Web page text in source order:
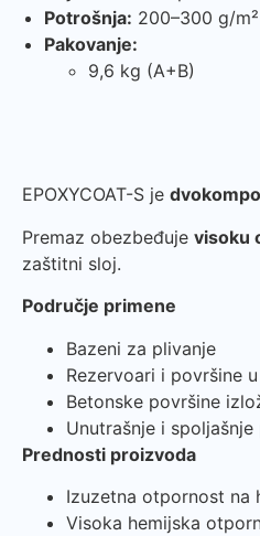
Potrošnja: 200–300 g/
Pakovanje:
9,6 kg (A+B)
EPOXYCOAT-S je
Premaz obezbeđuje visoku
zaštitni sloj.
Područje primene
Bazeni za plivanje
Rezervoari i površine
Betonske površine
Unutrašnje i
Prednosti proizvoda
Izuzetna otpornost na
Visoka hemijska